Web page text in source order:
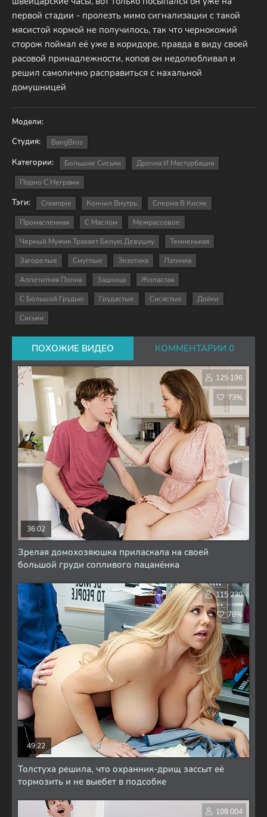
первой стадии - пролезть мимо сигнализации с такой
мясистой кормой не получилось, так что чернокожий
сторож поймал её уже в коридоре, правда в виду своей
расовой принадлежности, копов он недолюбливал и
решил самолично расправиться с нахальной
домушницей
Модели:
Студия:
BangBros
Категории: Большие Сиськи
Дрочка И Мастурбация
Порно С Неграми
Тэги: Creampie Кончил Внутрь
Сперма В Киске
Промасленная
С Маслом
Межрассовое
Черный Мужик Трахает Белую Девушку
Темненькая
Загорелые
Смуглые Экзотика
Латинка
Аппетитная Попка
Задница
Жопастая
С Большой Грудью
Грудастые Сисястые
Дойки
Сиськи
ПОХОЖИЕ ВИДЕО КОММЕНТАРИИ 0
Зрелая домохозяюшка приласкала на своей
большой груди сопливого пацанёнка
36:02
125 196
73%
Толстуха решила, что охранник-дрищ зассыт её
тормозить и не выебет в подсобке
49:22
115 230
78%
108 004